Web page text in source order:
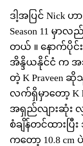
ဒါ့အပြင် Nick ဟာ
Season 11 မှာ
တယ် ။ နောက်ပိုင်
အိန္ဒိယနိုင်ငံ က
တဲ့ K Praveen
လက်ရှိမှာတော့ K
အရှည်လျားဆုံး
စံချိန်တင်ထားပ
ကတော့ 10.8 cm